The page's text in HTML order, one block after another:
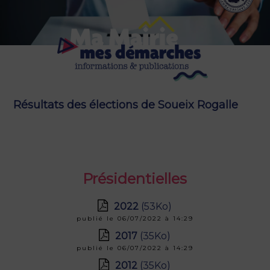
Résultats des élections de Soueix Rogalle
Présidentielles
2022 (53Ko)
publié le 06/07/2022 à 14:29
2017 (35Ko)
publié le 06/07/2022 à 14:29
2012 (35Ko)